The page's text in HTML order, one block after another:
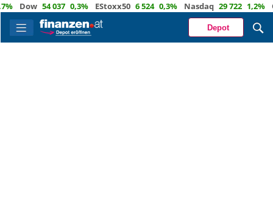
54 037 0,3% EStoxx50 6 524 0,3% Nasdaq 29 722 1,2% Öl
Depot